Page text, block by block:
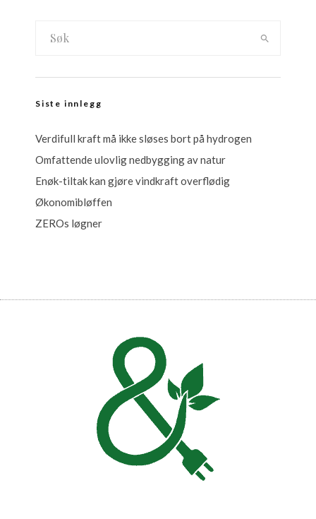
Siste innlegg
Verdifull kraft må ikke sløses bort på hydrogen
Omfattende ulovlig nedbygging av natur
Enøk-tiltak kan gjøre vindkraft overflødig
Økonomibløffen
ZEROs løgner